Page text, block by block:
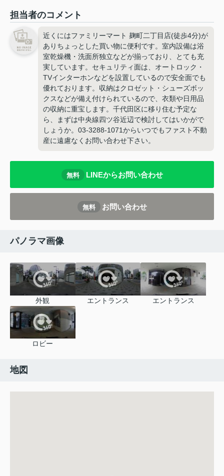
担当者のコメント
近くにはファミリーマート 麹町二丁目店(徒歩4分)が
ありちょっとした買い物に便利です。室内設備は浴
室乾燥機・洗面所独立などが揃っており、とても充
実しています。セキュリティ面は、オートロック・
TVインターホンなどを設置しているので安全面でも
優れております。収納はクロゼット・シューズボッ
クスなどが備え付けられているので、衣類や日用品
の収納に重宝します。千代田区に移り住む予定な
ら、まずは中央線四ツ谷近辺で検討してはいかがで
しょうか。03-3288-1071からいつでもファスト不動
産に遠慮なくお問い合わせ下さい。
無料 LINEからお問い合わせ
無料 お問い合わせ
パノラマ画像
外観 エントランス エントランス
ロビー
地図